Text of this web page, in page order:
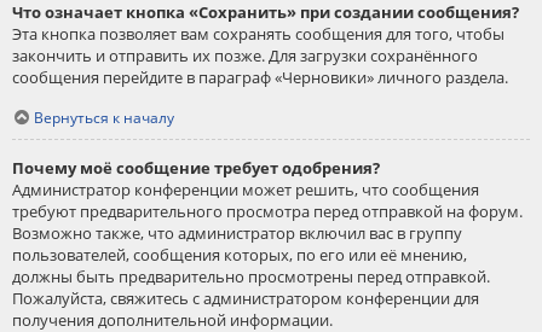
Что означает кнопка «Сохранить» при создании сообщения?
Эта кнопка позволяет вам сохранять сообщения для того, чтобы
закончить и отправить их позже. Для загрузки сохранённого
сообщения перейдите в параграф «Черновики» личного раздела.
Вернуться к началу
Почему моё сообщение требует одобрения?
Администратор конференции может решить, что сообщения
требуют предварительного просмотра перед отправкой на форум.
Возможно также, что администратор включил вас в группу
пользователей, сообщения которых, по его или её мнению,
должны быть предварительно просмотрены перед отправкой.
Пожалуйста, свяжитесь с администратором конференции для
получения дополнительной информации.